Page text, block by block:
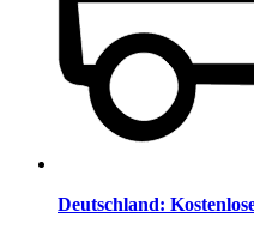
Deutschland: